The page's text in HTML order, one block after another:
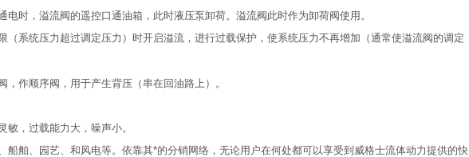
时，溢流阀的遥控口通油箱，此时液压泵卸荷。溢流阀此时作为卸荷阀使用。
系统压力超过调定压力）时开启溢流，进行过载保护，使系统压力不再增加（通常使溢流阀的调定
作顺序阀，用于产生背压（串在回油路上）。
，过载能力大，噪声小。
舶、园艺、和风电等。依靠其*的分销网络，无论用户在何处都可以享受到威格士流体动力提供的快